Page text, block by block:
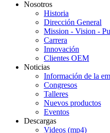
Nosotros
Historia
Dirección General
Mission - Vision -
Carrera
Innovación
Clientes OEM
Noticias
Información de la
Congresos
Talleres
Nuevos productos
Eventos
Descargas
Videos (mp4)